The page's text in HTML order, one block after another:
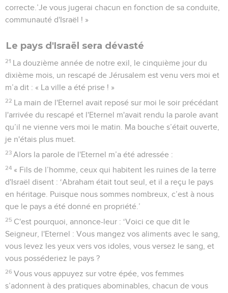
correcte.’Je vous jugerai chacun en fonction de sa conduite,
communauté d'Israël ! »
Le pays d'Israël sera dévasté
21 La douzième année de notre exil, le cinquième jour du
dixième mois, un rescapé de Jérusalem est venu vers moi et
m’a dit : « La ville a été prise ! »
22 La main de l'Eternel avait reposé sur moi le soir précédant
l'arrivée du rescapé et l'Eternel m'avait rendu la parole avant
qu’il ne vienne vers moi le matin. Ma bouche s’était ouverte,
je n'étais plus muet.
23 Alors la parole de l'Eternel m’a été adressée :
24 « Fils de l’homme, ceux qui habitent les ruines de la terre
d'Israël disent : ‘Abraham était tout seul, et il a reçu le pays
en héritage. Puisque nous sommes nombreux, c’est à nous
que le pays a été donné en propriété.’
25 C'est pourquoi, annonce-leur : ‘Voici ce que dit le
Seigneur, l'Eternel : Vous mangez vos aliments avec le sang,
vous levez les yeux vers vos idoles, vous versez le sang, et
vous posséderiez le pays ?
26 Vous vous appuyez sur votre épée, vos femmes
s’adonnent à des pratiques abominables, chacun de vous